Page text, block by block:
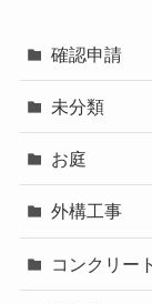
確認申請
未分類
お庭
外構工事
コンクリー